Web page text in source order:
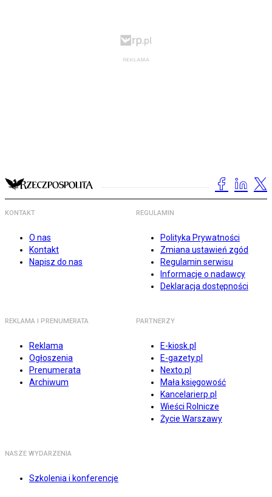
KONTAKT
O nas
Kontakt
Napisz do nas
REGULAMIN
Polityka Prywatności
Zmiana ustawień zgód
Regulamin serwisu
Informacje o nadawcy
Deklaracja dostępności
REKLAMA I PRENUMERATA
Reklama
Ogłoszenia
Prenumerata
Archiwum
PARTNERZY
E-kiosk.pl
E-gazety.pl
Nexto.pl
Mała księgowość
Kancelarierp.pl
Wieści Rolnicze
Życie Warszawy
NASZE WYDARZENIA
Szkolenia i konferencje